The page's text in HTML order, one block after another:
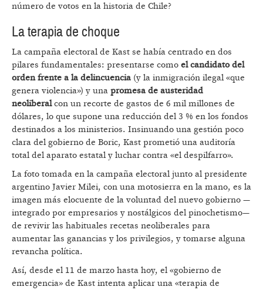
número de votos en la historia de Chile?
La terapia de choque
La campaña electoral de Kast se había centrado en dos
pilares fundamentales: presentarse como el candidato del
orden frente a la delincuencia (y la inmigración ilegal «que
genera violencia») y una promesa de austeridad
neoliberalcon un recorte de gastos de 6 mil millones de
dólares, lo que supone una reducción del 3 % en los fondos
destinados a los ministerios. Insinuando una gestión poco
clara del gobierno de Boric, Kast prometió una auditoría
total del aparato estatal y luchar contra «el despilfarro».
La foto tomada en la campaña electoral junto al presidente
argentino Javier Milei, con una motosierra en la mano, es la
imagen más elocuente de la voluntad del nuevo gobierno —
integrado por empresarios y nostálgicos del pinochetismo—
de revivir las habituales recetas neoliberales para
aumentar las ganancias y los privilegios, y tomarse alguna
revancha política.
Así, desde el 11 de marzo hasta hoy, el «gobierno de
emergencia» de Kast intenta aplicar una «terapia de